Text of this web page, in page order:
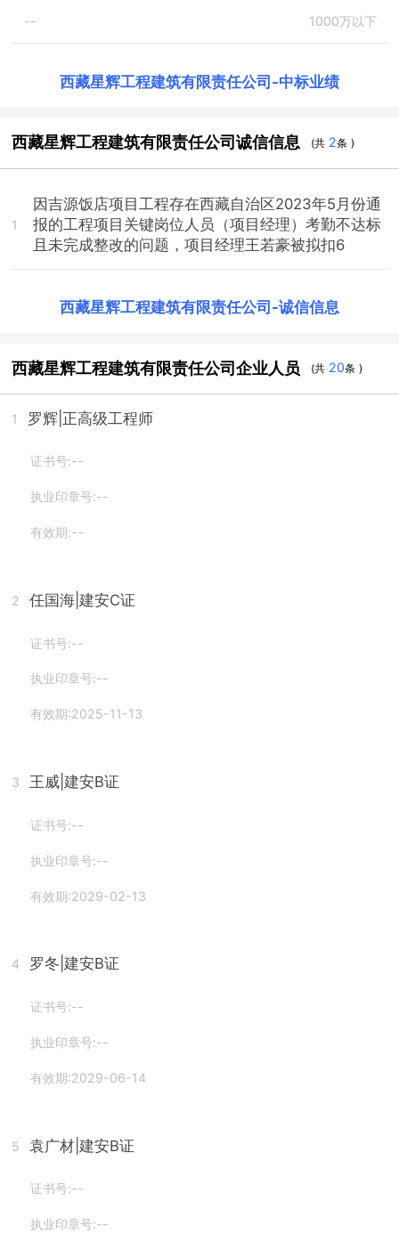
-- 1000万以下
西藏星辉工程建筑有限责任公司 -中标业绩
西藏星辉工程建筑有限责任公司诚信信息 (共 2条 )
1
因吉源饭店项目工程存在西藏自治区2023年5月份通
报的工程项目关键岗位人员（项目经理）考勤不达标
且未完成整改的问题，项目经理王若豪被拟扣6
西藏星辉工程建筑有限责任公司 -诚信信息
西藏星辉工程建筑有限责任公司企业人员 (共 20条 )
1 罗辉 |正高级工程师
证书号:--
执业印章号:--
有效期:--
2 任国海 |建安C证
证书号:--
执业印章号:--
有效期:2025-11-13
3 王威 |建安B证
证书号:--
执业印章号:--
有效期:2029-02-13
4 罗冬 |建安B证
证书号:--
执业印章号:--
有效期:2029-06-14
5 袁广材 |建安B证
证书号:--
执业印章号:--